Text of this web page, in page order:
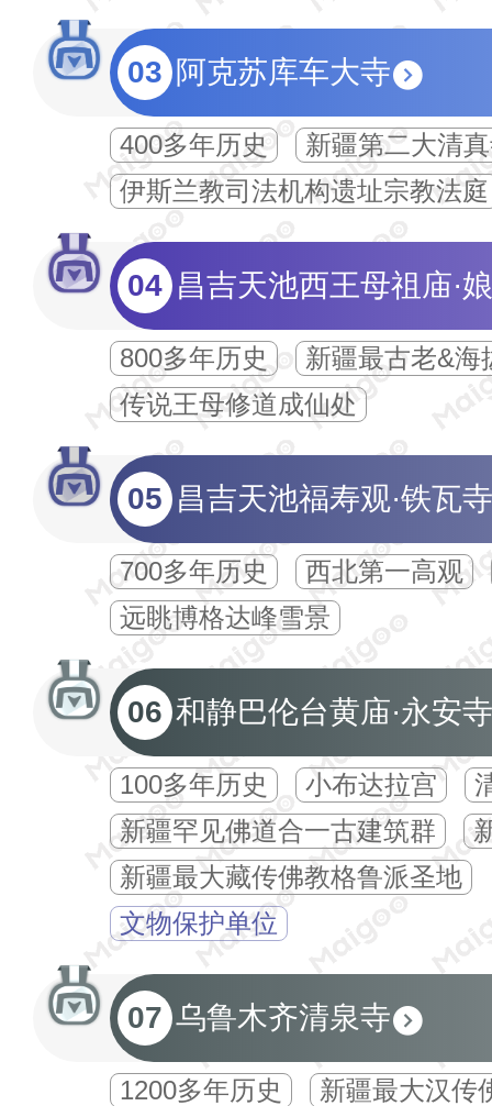
03 阿克苏库车大寺
400多年历史
新疆第二大清
伊斯兰教司法机构遗址宗教法庭
04 昌吉天池西王母祖庙·
800多年历史
新疆最古老&海
传说王母修道成仙处
05 昌吉天池福寿观·铁瓦寺
700多年历史
西北第一高观
远眺博格达峰雪景
06 和静巴伦台黄庙·永安寺
100多年历史 小布达拉宫
新疆罕见佛道合一古建筑群
新疆最大藏传佛教格鲁派圣地
文物保护单位
07 乌鲁木齐清泉寺
1200多年历史
新疆最大汉传